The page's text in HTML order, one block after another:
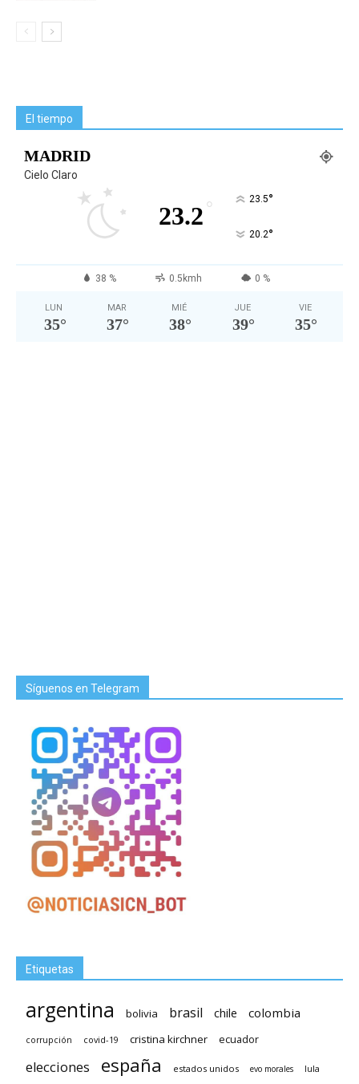
El tiempo
MADRID
Cielo Claro
23.2 ° 23.5°
20.2°
38 % 0.5kmh 0 %
LUN
35°
MAR
37°
MIÉ
38°
JUE
39°
VIE
35°
Síguenos en Telegram
Etiquetas
argentina bolivia brasil chile colombia
corrupción covid-19 cristina kirchner ecuador
elecciones españa estados unidos evo morales lula